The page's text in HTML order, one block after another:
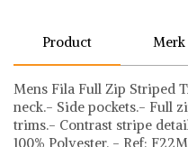
Product Merk
Mens Fila Full Zip Striped
neck.- Side pockets.- Full
trims.- Contrast stripe
100% Polyester. - Ref: